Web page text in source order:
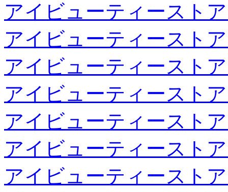
アイビューティースト
アイビューティースト
アイビューティースト
アイビューティースト
アイビューティースト
アイビューティースト
アイビューティースト